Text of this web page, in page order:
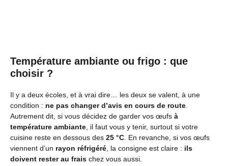
Température ambiante ou frigo : que
choisir ?
Il y a deux écoles, et à vrai dire… les deux se valent, à une
condition : ne pas changer d’avis en cours de route
Autrement dit, si vous décidez de garder vos œufs à
température ambiante , il faut vous y tenir, surtout si votre
cuisine reste en dessous des 25 °C . En revanche, si vos œufs
viennent d’un rayon réfrigéré , la consigne est claire : ils
doivent rester au frais chez vous aussi.